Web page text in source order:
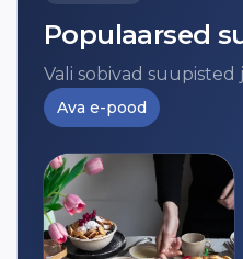
Populaarsed
Vali sobivad suupisted
Ava e-pood